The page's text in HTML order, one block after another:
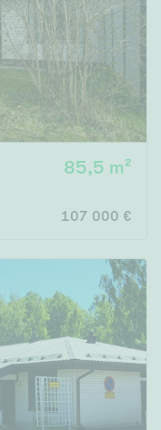
85,5 m²
107 000 €